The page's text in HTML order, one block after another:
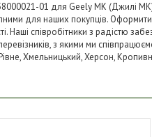
01 для Geely MK (Джилі
для наших покупців.
Наші співробітники з радістю
з якими ми
Хмельницький, Херсон,